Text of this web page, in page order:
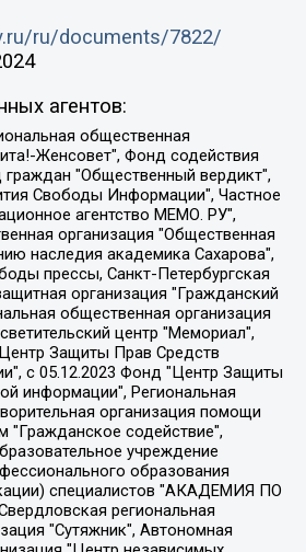
ru/documents/7822/
агентов:
Артем Валерьевич, Ивановская областная общественная организация "Центр гендерных исследований", Гурман Юрий Альбертович, Медиапроект "ОВД-Инфо", Егоров Владимир Владимирович, Жилинский Владимир Александрович, Общество с ограниченной ответственностью "ЗП", Иванова София Юрьевна, Карезина Инна Павловна, Кильтау Екатерина Викторовна, Петров Алексей Викторович, Пискунов Сергей Евгеньевич, Смирнов Сергей Сергеевич, Тихонов Михаил Сергеевич, Общество с ограниченной ответственностью "ЖУРНАЛИСТ-ИНОСТРАННЫЙ АГЕНТ", Арапова Галина Юрьевна, Вольтская Татьяна Анатольевна, Американская компания "Mason G.E.S. Anonymous Foundation" (США), являющаяся владельцем интернет-издания https://mnews.world/, Компания "Stichting Bellingcat", зарегистрированная в Нидерландах (дата регистрации 11.07.2018), Захаров Андрей Вячеславович, Клепиковская Екатерина Дмитриевна, Общество с ограниченной ответственностью "МЕМО", Перл Роман Александрович, Симонов Евгений Алексеевич, Соловьева Елена Анатольевна, Сотников Даниил Владимирович, Сурначева Елизавета Дмитриевна, Автономная некоммерческая организация по защите прав человека и информированию населения "Якутия – Наше Мнение", Общество с ограниченной ответственностью "Москоу диджитал медиа", с 26.01.2023 Общество с ограниченной ответственностью "Чайка Белые сады", Ветошкина Валерия Валерьевна, Заговора Максим Александрович, Межрегиональное общественное движение "Российская ЛГБТ - сеть", Оленичев Максим Владимирович, Павлов Иван Юрьевич, Скворцова Елена Сергеевна, Общество с ограниченной ответственностью "Как бы инагент", Кочетков Игорь Викторович, Общество с ограниченной ответственностью "Честные выборы", Еланчик Олег Александрович, Общество с ограниченной ответственностью "Нобелевский призыв", Гималова Регина Эмилевна, Григорьев Андрей Валерьевич, Григорьева Алина Александровна, Ассоциация по содействию защите прав призывников, альтернативнослужащих и военнослужащих "Правозащитная группа "Гражданин.Армия.Право", Хисамова Регина Фаритовна, Автономная некоммерческая организация по реализации социально-правовых программ "Лилит", Дальневосточное общественное движение "Маяк", Санкт-Петербургская ЛГБТ-инициативная группа "Выход", Инициативная группа ЛГБТ+ "Реверс", Алексеев Андрей Викторович, Бекбулатова Таисия Львовна, Беляев Иван Михайлович, Владыкина Елена Сергеевна, Гельман Марат Александрович, Никульшина Вероника Юрьевна, Толоконникова Надежда Андреевна, Шендерович Виктор Анатольевич, Общество с ограниченной ответственностью "Данное сообщение", Общество с ограниченной ответственностью Издательский дом "Новая глава", Айнбиндер Александра Александровна, Московский комьюнити-центр для ЛГБТ+инициатив, Благотворительный фонд развития филантропии, Deutsche Welle (Германия, Kurt-Schumacher-Strasse 3, 53113 Bonn), Борзунова Мария Михайловна, Воробьев Виктор Викторович, Голубева Анна Львовна, Константинова Алла Михайловна, Малкова Ирина Владимировна, Мурадов Мурад Абдулгалимович, Осетинская Елизавета Николаевна, Понасенков Евгений Николаевич, Ганапольский Матвей Юрьевич, Киселев Евгений Алексеевич, Борухович Ирина Григорьевна, Дремин Иван Тимофеевич, Дубровский Дмитрий Викторович, Красноярская региональная общественная организация поддержки и развития альтернативных образовательных технологий и межкультурных коммуникаций "ИНТЕРРА", Маяковская Екатерина Алексеевна, Фейгин Марк Захарович, Филимонов Андрей Викторович, Дзугкоева Регина Николаевна, Доброхотов Роман Александрович, Дудь Юрий Александрович, Елкин Сергей Владимирович, Кругликов Кирилл Игоревич, Сабунаева Мария Леонидовна, Семенов Алексей Владимирович, Шаинян Карен Багратович, Шульман Екатерина Михайловна, Асафьев Артур Валерьевич, Вахштайн Виктор Семенович, Венедиктов Алексей Алексеевич, Лушникова Екатерина Евгеньевна, Волков Леонид Михайлович, Невзоров Александр Глебович, Пархоменко Сергей Борисович, Сироткин Ярослав Николаевич, Кара-Мурза Владимир Владимирович, Баранова Наталья Владимировна, Гозман Леонид Яковлевич, Кагарлицкий Борис Юльевич, Климарев Михаил Валерьевич, Милов Владимир Станиславович, Автономная некоммерческая организация Краснодарский центр современного искусства "Типография", Моргенштерн Алишер Тагирович, Соболь Любовь Эдуардовна, Общество с ограниченной ответственностью "ЛИЗА НОРМ", Каспаров Гарри Кимович, Ходорковский Михаил Борисович, Общество с ограниченной ответственностью "Апрельские тезисы", Данилович Ирина Брониславовна, Кашин Олег Владимирович, Петров Николай Владимирович, Пивоваров Алексей Владимирович, Соколов Михаил Владимирович, Цветкова Юлия Владимировна, Чичваркин Евгений Александрович, Комитет против пыток/Команда против пыток, Общество с ограниченной ответственностью "Первый научный", Общество с ограниченной ответственностью "Вертолет и ко", Белоцерковская Вероника Борисовна, Кац Максим Евгеньевич, Лазарева Татьяна Юрьевна, Шаведдинов Руслан Табризович, Яшин Илья Валерьевич, Общество с ограниченной ответственностью "Иноагент ААВ", Алешковский Дмитрий Петрович, Альбац Евгения Марковна, Быков Дмитрий Львович, Галямина Юлия Евгеньевна, Лойко Сергей Леонидович, Мартынов Кирилл Константинович, Медведев Сергей Александрович, Крашенинников Федор Геннадиевич, Гордеева Катерина Вл